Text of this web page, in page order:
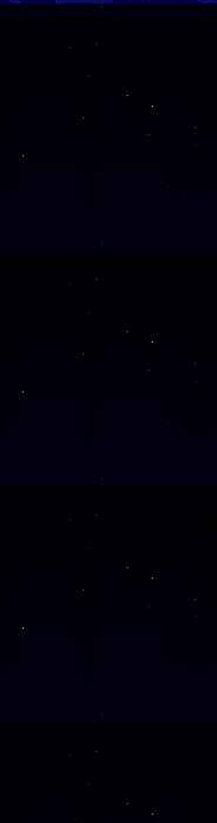
SAMSTAG
SAMSTAG
SAMSTAG
Alle